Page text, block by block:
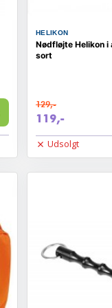
HELIKON
Nødfløjte Helikon i
sort
129,-
119,-
Udsolgt